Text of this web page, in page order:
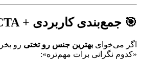
🎯 جمع‌بندی کاربردی + CTA
اگر می‌خوای بهترین جنس رو تختی رو
«کدوم نگرانی برات مهم‌تره»: